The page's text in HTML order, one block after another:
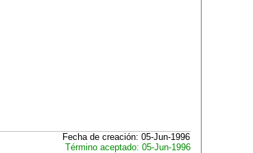
Fecha de creación: 05-Jun-1996
Término aceptado: 05-Jun-1996